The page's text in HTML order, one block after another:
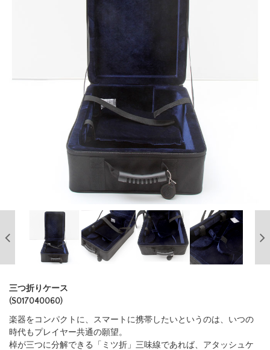
三つ折りケース
(S017040060)
楽器をコンパクトに、スマートに携帯したいというのは、いつの
時代もプレイヤー共通の願望。
棹が三つに分解できる「ミツ折」三味線であれば、アタッシュケ